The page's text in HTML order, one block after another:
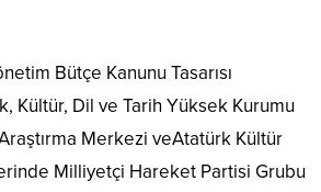
Bütçe Kanunu Tasarısı
Kültür, Dil ve Tarih Yüksek Kurumu
Merkezi veAtatürk Kültür
Milliyetçi Hareket Partisi Grubu